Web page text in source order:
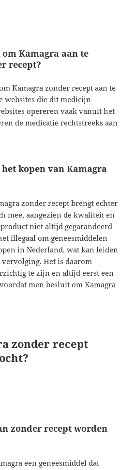
Kamagra aan te
recept?
Kamagra zonder recept aan te
websites die dit medicijn
opereren vaak vanuit het
de medicatie rechtstreeks aan
kopen van Kamagra
zonder recept brengt echter
mee, aangezien de kwaliteit en
niet altijd gegarandeerd
illegaal om geneesmiddelen
in Nederland, wat kan leiden
Het is daarom
te zijn en altijd eerst een
men besluit om Kamagra
zonder recept
zonder recept worden
een geneesmiddel dat